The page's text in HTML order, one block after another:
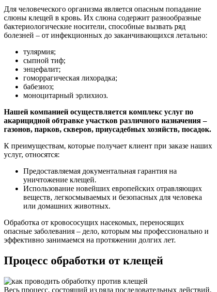
Для человеческого организма является опасным попадание
слюны клещей в кровь. Их слюна содержит разнообразные
бактериологические носители, способные вызвать ряд
болезней – от инфекционных до заканчивающихся летально:
тулярмия;
сыпной тиф;
энцефалит;
гоморрагическая лихорадка;
бабезиоз;
моноцитарный эрлихиоз.
Нашей компанией осуществляется комплекс услуг по
акарицидной обтравке участков различного назначения –
газонов, парков, скверов, приусадебных хозяйств, посадок.
К преимуществам, которые получает клиент при заказе наших
услуг, относятся:
Предоставляемая документальная гарантия на
уничтожение клещей.
Использование новейших европейских отравляющих
веществ, легкосмываемых и безопасных для человека
или домашних животных.
Обработка от кровососущих насекомых, переносящих
опасные заболевания – дело, которым мы профессионально и
эффективно занимаемся на протяжении долгих лет.
Процесс обработки от клещей
Весь процесс, состоящий из ряда последовательных действий,